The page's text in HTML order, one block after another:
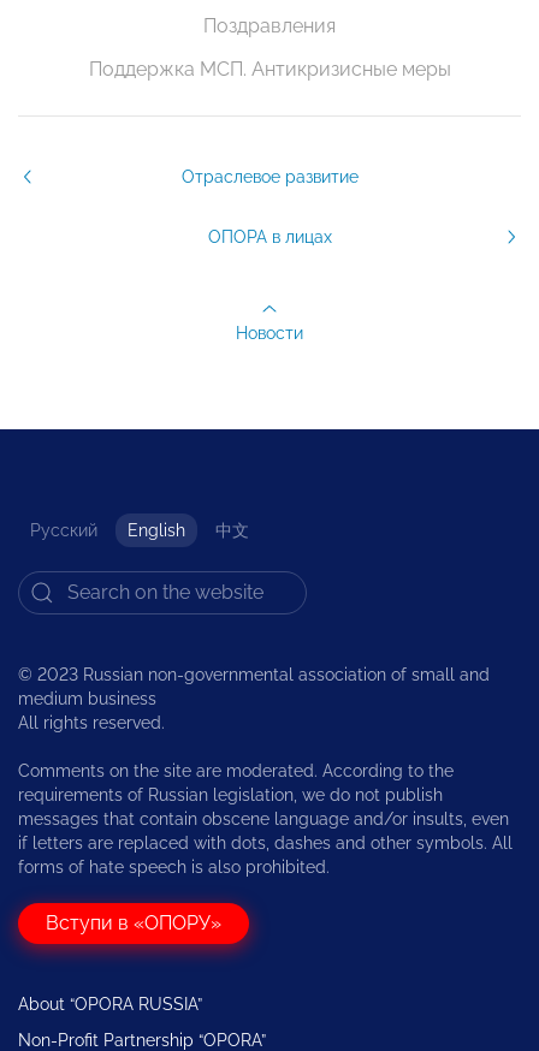
Поздравления
Поддержка МСП. Антикризисные меры
Отраслевое развитие
ОПОРА в лицах
Новости
Русский English 中文
© 2023 Russian non-governmental association of small and
medium business
All rights reserved.
Comments on the site are moderated. According to the
requirements of Russian legislation, we do not publish
messages that contain obscene language and/or insults, even
if letters are replaced with dots, dashes and other symbols. All
forms of hate speech is also prohibited.
Вступи в «ОПОРУ»
About “OPORA RUSSIA”
Non-Profit Partnership “OPORA”